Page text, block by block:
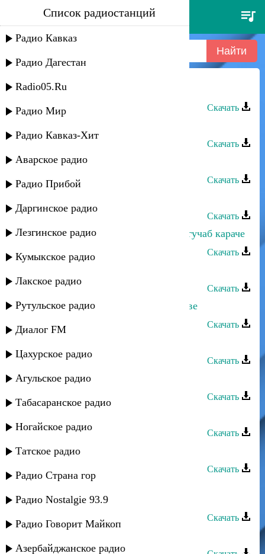
даку асадулаев - пикрабазул
Список радиостанций
Радио Кавказ
Радио Дагестан
Radio05.Ru
Радио Мир
Радио Кавказ-Хит
Аварское радио
Радио Прибой
Даргинское радио
Лезгинское радио
Кумыкское радио
Лакское радио
Рутульское радио
Диалог FM
Цахурское радио
Агульское радио
Табасаранское радио
Ногайское радио
Татское радио
Радио Страна гор
Радио Nostalgie 93.9
Радио Говорит Майкоп
Азербайджанское радио
Даку Асадулаев - Пикрабазул
Скачать
Скачать
Даку Асадулаев - Цо берцинай яс
Скачать
Скачать
Даку Гаджиев - Пикрабазул гурул гучаб караче
Скачать
Скачать
Даку Гаджиев - Заработки в Ростове
Скачать
Скачать
Даку Гаджиев - Прошу тебя
Скачать
Скачать
Даку Гаджиев - Алжанат
Скачать
Ассадулаева
Скачать